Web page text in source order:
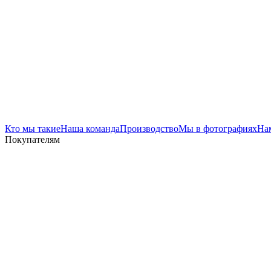
Кто мы такиеНаша командаПроизводствоМы в фотографиях
Покупателям